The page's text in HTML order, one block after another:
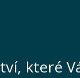
které